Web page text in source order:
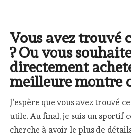
Vous avez trouvé
? Ou vous
directement
meilleure montre
J’espère que vous avez trouvé
utile. Au final, je suis un sportif
cherche à avoir le plus de